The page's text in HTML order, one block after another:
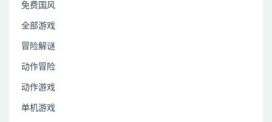
免费国风
全部游戏
冒险解谜
动作冒险
动作游戏
单机游戏